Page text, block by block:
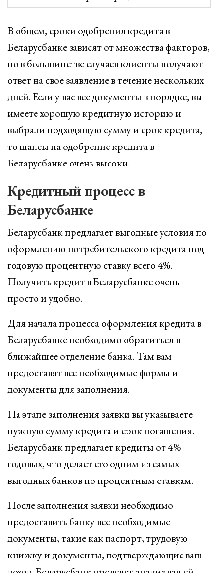
В общем, сроки одобрения кредита в
Беларусбанке зависят от множества факторов,
но в большинстве случаев клиенты получают
ответ на свое заявление в течение нескольких
дней. Если у вас все документы в порядке, вы
имеете хорошую кредитную историю и
выбрали подходящую сумму и срок кредита,
то шансы на одобрение кредита в
Беларусбанке очень высоки.
Кредитный процесс в
Беларусбанке
Беларусбанк предлагает выгодные условия по
оформлению потребительского кредита под
годовую процентную ставку всего 4%.
Получить кредит в Беларусбанке очень
просто и удобно.
Для начала процесса оформления кредита в
Беларусбанке необходимо обратиться в
ближайшее отделение банка. Там вам
предоставят все необходимые формы и
документы для заполнения.
На этапе заполнения заявки вы указываете
нужную сумму кредита и срок погашения.
Беларусбанк предлагает кредиты от 4%
годовых, что делает его одним из самых
выгодных банков по процентным ставкам.
После заполнения заявки необходимо
предоставить банку все необходимые
документы, такие как паспорт, трудовую
книжку и документы, подтверждающие ваш